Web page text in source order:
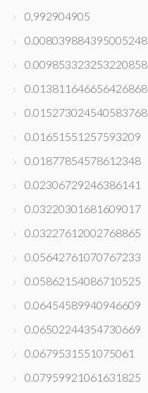
0,992904905
0.008039884395005248
0.009853323253220858
0.013811646656426868
0.015273024540583768
0.01651551257593209
0.01877854578612348
0.02306729246386141
0.03220301681609017
0.03227612002768865
0.05642761070767233
0.05862154086710525
0.06454589940946609
0.06502244354730669
0.0679531551075061
0.07959921061631825